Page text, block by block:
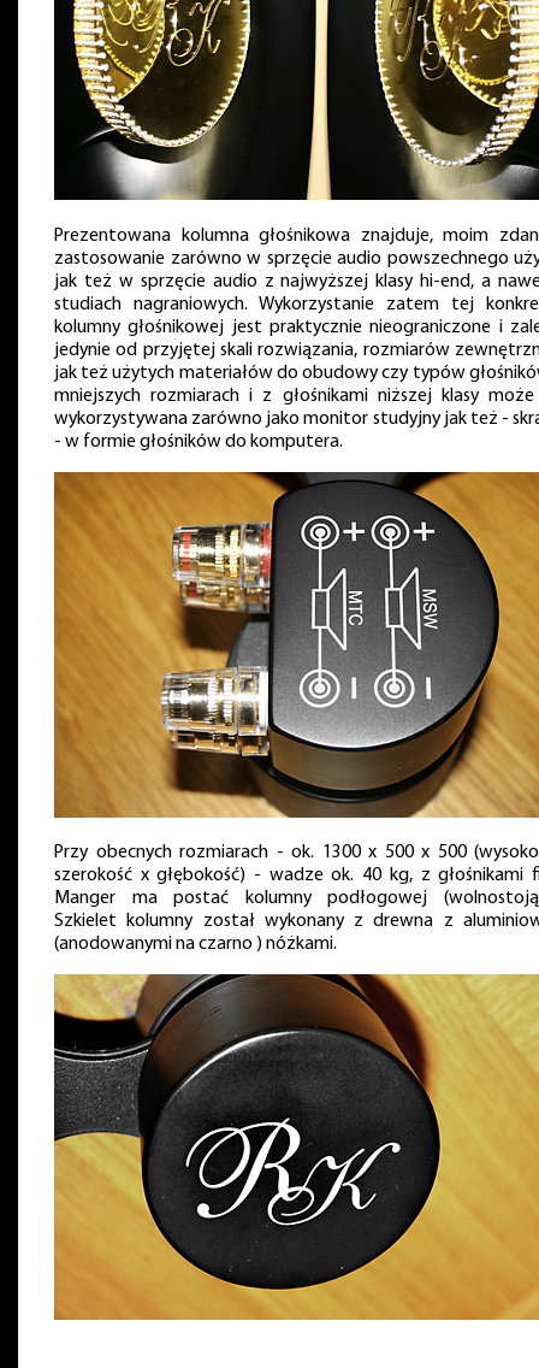
Prezentowana kolumna głośnikowa znajduje, moim
zastosowanie zarówno w sprzęcie audio powszechnego
jak też w sprzęcie audio z najwyższej klasy hi-end, a
studiach nagraniowych. Wykorzystanie zatem tej
kolumny głośnikowej jest praktycznie nieograniczone i
jedynie od przyjętej skali rozwiązania, rozmiarów
jak też użytych materiałów do obudowy czy typów
mniejszych rozmiarach i z głośnikami niższej klasy
wykorzystywana zarówno jako monitor studyjny jak też -
- w formie głośników do komputera.
Przy obecnych rozmiarach - ok. 1300 x 500 x 500
szerokość x głębokość) - wadze ok. 40 kg, z głośnikami
Manger ma postać kolumny podłogowej
Szkielet kolumny został wykonany z drewna z
(anodowanymi na czarno ) nóżkami.